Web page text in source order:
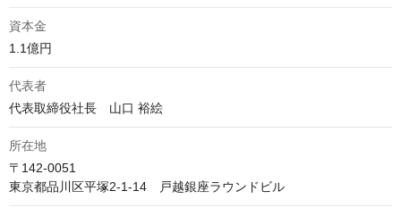
資本金
1.1億円
代表者
代表取締役社長　山口 裕絵
所在地
〒142-0051